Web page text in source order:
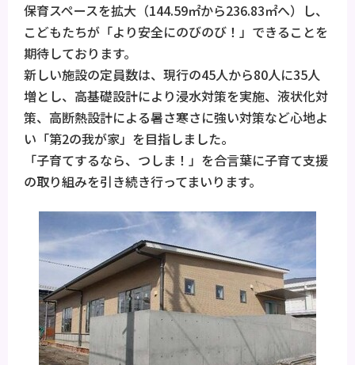
保育スペースを拡大（144.59㎡から236.83㎡へ）し、
こどもたちが「より安全にのびのび！」できることを
期待しております。
新しい施設の定員数は、現行の45人から80人に35人
増とし、高基礎設計により浸水対策を実施、液状化対
策、高断熱設計による暑さ寒さに強い対策など心地よ
い「第2の我が家」を目指しました。
「子育てするなら、つしま！」を合言葉に子育て支援
の取り組みを引き続き行ってまいります。